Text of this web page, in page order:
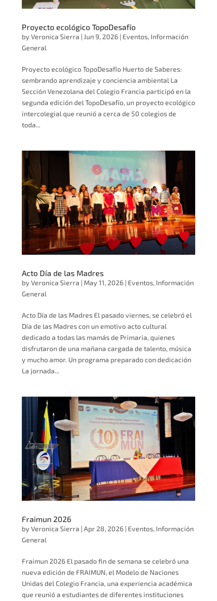
Proyecto ecológico TopoDesafío
by Veronica Sierra | Jun 9, 2026| Eventos, Información
General
Proyecto ecológico TopoDesafío Huerto de Saberes:
sembrando aprendizaje y conciencia ambiental La
Sección Venezolana del Colegio Francia participó en la
segunda edición del TopoDesafío, un proyecto ecológico
intercolegial que reunió a cerca de 50 colegios de
toda...
Acto Día de las Madres
by Veronica Sierra | May 11, 2026| Eventos, Información
General
Acto Día de las Madres El pasado viernes, se celebró el
Día de las Madres con un emotivo acto cultural
dedicado a todas las mamás de Primaria, quienes
disfrutaron de una mañana cargada de talento, música
y mucho amor. Un programa preparado con dedicación
La jornada...
Fraimun 2026
by Veronica Sierra |Apr 28, 2026| Eventos, Información
General
Fraimun 2026 El pasado fin de semana se celebró una
nueva edición de FRAIMUN, el Modelo de Naciones
Unidas del Colegio Francia, una experiencia académica
que reunió a estudiantes de diferentes instituciones